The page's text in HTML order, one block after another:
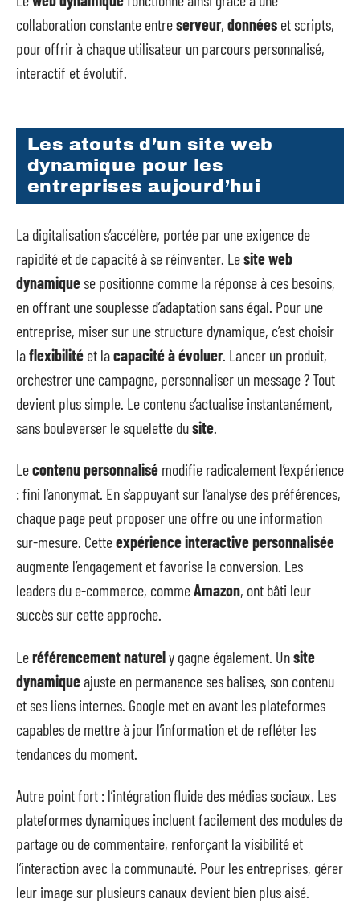
collaboration constante entreserveur, données et scripts,
pour offrir à chaque utilisateur un parcours personnalisé,
interactif et évolutif.
Les atouts d’un site web
dynamique pour les
entreprises aujourd’hui
La digitalisation s’accélère, portée par une exigence de
rapidité et de capacité à se réinventer. Lesite web
dynamiquese positionne comme la réponse à ces besoins,
en offrant une souplesse d’adaptation sans égal. Pour une
entreprise, miser sur une structure dynamique, c’est choisir
laflexibilité et lacapacité à évoluer. Lancer un produit,
orchestrer une campagne, personnaliser un message ? Tout
devient plus simple. Le contenu s’actualise instantanément,
sans bouleverser le squelette dusite
Lecontenu personnalisé modifie radicalement l’expérience
: fini l’anonymat. En s’appuyant sur l’analyse des préférences,
chaque page peut proposer une offre ou une information
sur-mesure. Cetteexpérience interactive personnalisée
augmente l’engagement et favorise la conversion. Les
leaders du e-commerce, commeAmazon, ont bâti leur
succès sur cette approche.
Leréférencement naturely gagne également. Unsite
dynamiqueajuste en permanence ses balises, son contenu
et ses liens internes. Google met en avant les plateformes
capables de mettre à jour l’information et de refléter les
tendances du moment.
Autre point fort : l’intégration fluide des médias sociaux. Les
plateformes dynamiques incluent facilement des modules de
partage ou de commentaire, renforçant la visibilité et
l’interaction avec la communauté. Pour les entreprises, gérer
leur image sur plusieurs canaux devient bien plus aisé.